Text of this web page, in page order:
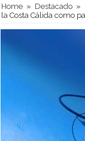
Home » Destacado »
la Costa Cálida como